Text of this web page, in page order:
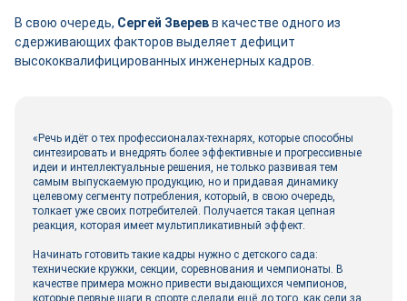
В свою очередь, Сергей Зверевв качестве одного из
сдерживающих факторов выделяет дефицит
высококвалифицированных инженерных кадров.
«Речь идёт о тех профессионалах-технарях, которые способны
синтезировать и внедрять более эффективные и прогрессивные
идеи и интеллектуальные решения, не только развивая тем
самым выпускаемую продукцию, но и придавая динамику
целевому сегменту потребления, который, в свою очередь,
толкает уже своих потребителей. Получается такая цепная
реакция, которая имеет мультипликативный эффект.
Начинать готовить такие кадры нужно с детского сада:
технические кружки, секции, соревнования и чемпионаты. В
качестве примера можно привести выдающихся чемпионов,
которые первые шаги в спорте сделали ещё до того, как сели за